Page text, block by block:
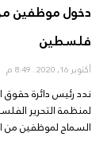
دخول موظفين
فلسطين
أكتوبر 16, 2020
ندد رئيس دائرة حقوق
لمنظمة التحرير
السماح لموظفين من